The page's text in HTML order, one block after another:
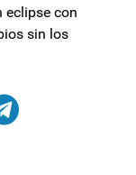
eclipse con
sin los